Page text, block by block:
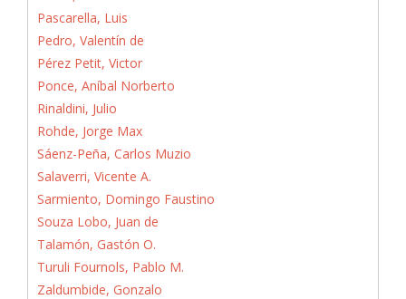
Pascarella, Luis
Pedro, Valentín de
Pérez Petit, Victor
Ponce, Aníbal Norberto
Rinaldini, Julio
Rohde, Jorge Max
Sáenz-Peña, Carlos Muzio
Salaverri, Vicente A.
Sarmiento, Domingo Faustino
Souza Lobo, Juan de
Talamón, Gastón O.
Turuli Fournols, Pablo M.
Zaldumbide, Gonzalo